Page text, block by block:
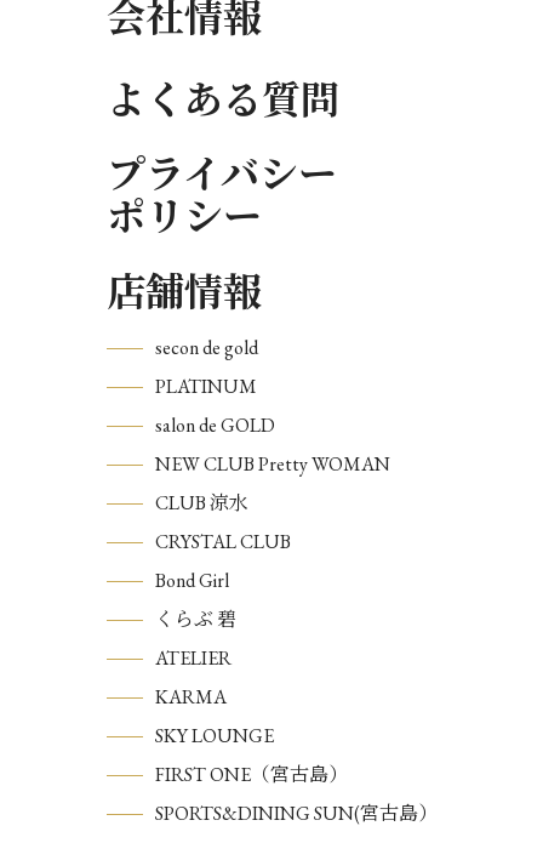
会社情報
よくある質問
プライバシー
ポリシー
店舗情報
secon de gold
PLATINUM
salon de GOLD
NEW CLUB Pretty WOMAN
CLUB 涼水
CRYSTAL CLUB
Bond Girl
くらぶ 碧
ATELIER
KARMA
SKY LOUNGE
FIRST ONE（宮古島）
SPORTS&DINING SUN(宮古島）